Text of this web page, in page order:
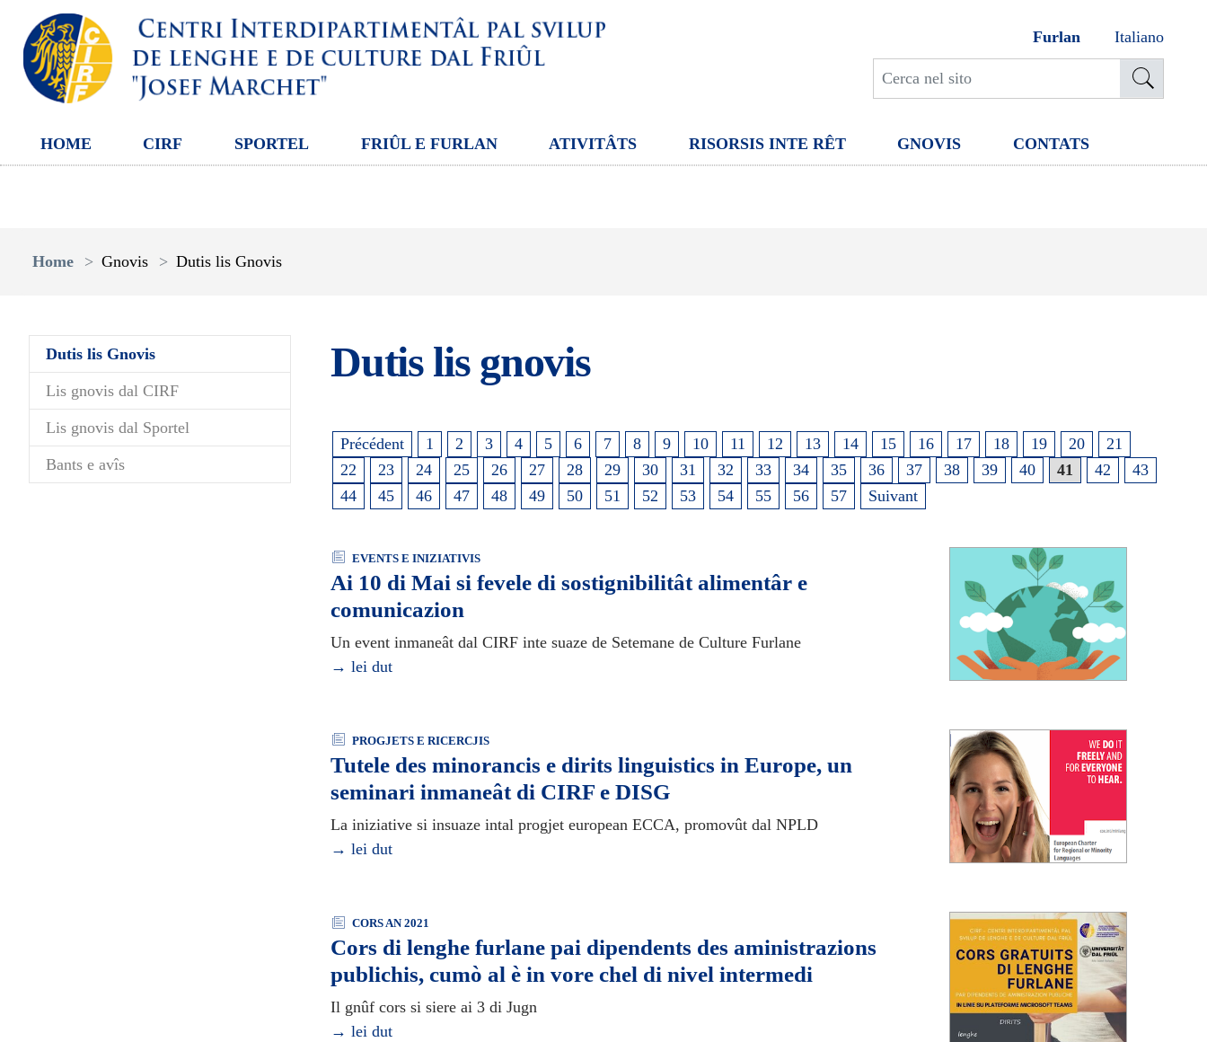
Furlan Italiano
HOME CIRF SPORTEL FRIÛL E FURLAN ATIVITÂTS RISORSIS INTE RÊT GNOVIS CONTATS
Home
Gnovis Dutis lis Gnovis
Dutis lis Gnovis(current)
Lis gnovis dal CIRF
Lis gnovis dal Sportel
Bants e avîs
Dutis lis gnovis
Précédent 1 2 3 4 5 6 7 8 9 10 11 12 13 14 15 16 17 18 19 20
21
22
23 24 25 26 27 28 29 30 31 32 33 34 35 36 37 38 39 40 41 42
43
44
45 46 47 48 49 50 51 52 53 54 55 56 57 Suivant
EVENTS E INIZIATIVIS
Ai 10 di Mai si fevele di sostignibilitât alimentâr e
comunicazion
Un event inmaneât dal CIRF inte suaze de Setemane de Culture Furlane
→ lei dut
PROGJETS E RICERCJIS
Tutele des minorancis e dirits linguistics in Europe, un
seminari inmaneât di CIRF e DISG
La iniziative si insuaze intal progjet european ECCA, promovût dal NPLD
→ lei dut
CORS AN 2021
Cors di lenghe furlane pai dipendents des aministrazions
publichis, cumò al è in vore chel di nivel intermedi
Il gnûf cors si siere ai 3 di Jugn
→ lei dut